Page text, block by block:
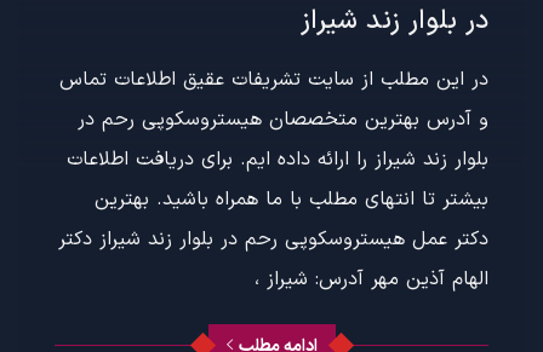
در بلوار زند شیراز
در این مطلب از سایت تشریفات عقیق اطلاعات تماس
و آدرس بهترین متخصصان هیستروسکوپی رحم در
بلوار زند شیراز را ارائه داده ایم. برای دریافت اطلاعات
بیشتر تا انتهای مطلب با ما همراه باشید. بهترین
دکتر عمل هیستروسکوپی رحم در بلوار زند شیراز دکتر
الهام آذین مهر آدرس: شیراز ،